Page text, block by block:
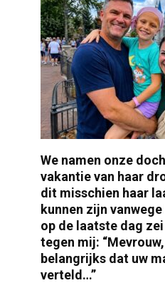
We namen onze
vakantie van haar
dit misschien haar
kunnen zijn
op de laatste dag
tegen mij:
belangrijks dat uw
verteld…”